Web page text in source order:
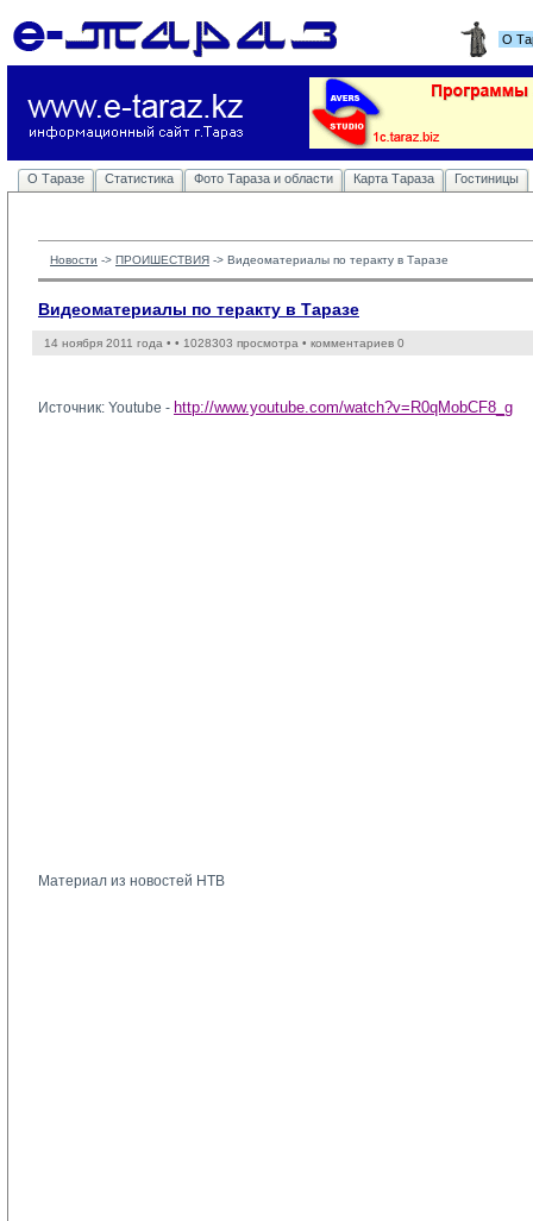
О
О Таразе Статистика Фото Тараза и области Карта Тараза Гостиницы
Новости -> ПРОИШЕСТВИЯ -> Видеоматериалы по теракту в Таразе
Видеоматериалы по теракту в Таразе
14 ноября 2011 года • • 1028303 просмотра • комментариев 0
Источник: Youtube - http://www.youtube.com/watch?v=R0qMobCF8_g
Материал из новостей НТВ